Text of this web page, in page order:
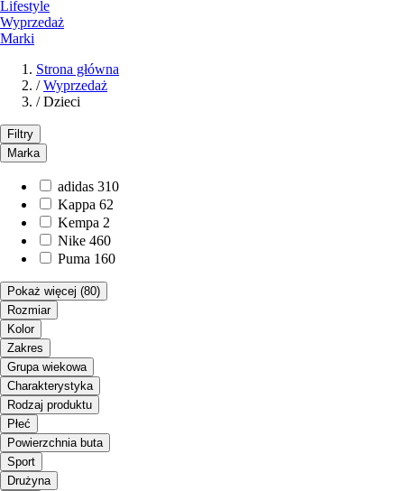
Lifestyle
Wyprzedaż
Marki
Strona główna
/ Wyprzedaż
/ Dzieci
Filtry
Marka
adidas 310
Kappa 62
Kempa 2
Nike 460
Puma 160
Pokaż więcej (80)
Rozmiar
Kolor
Zakres
Grupa wiekowa
Charakterystyka
Rodzaj produktu
Płeć
Powierzchnia buta
Sport
Drużyna